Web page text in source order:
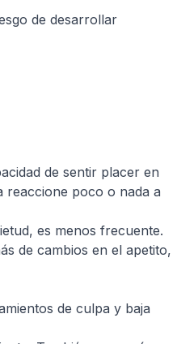
de desarrollar
de sentir placer en
reaccione poco o nada a
es menos frecuente.
de cambios en el apetito,
de culpa y baja